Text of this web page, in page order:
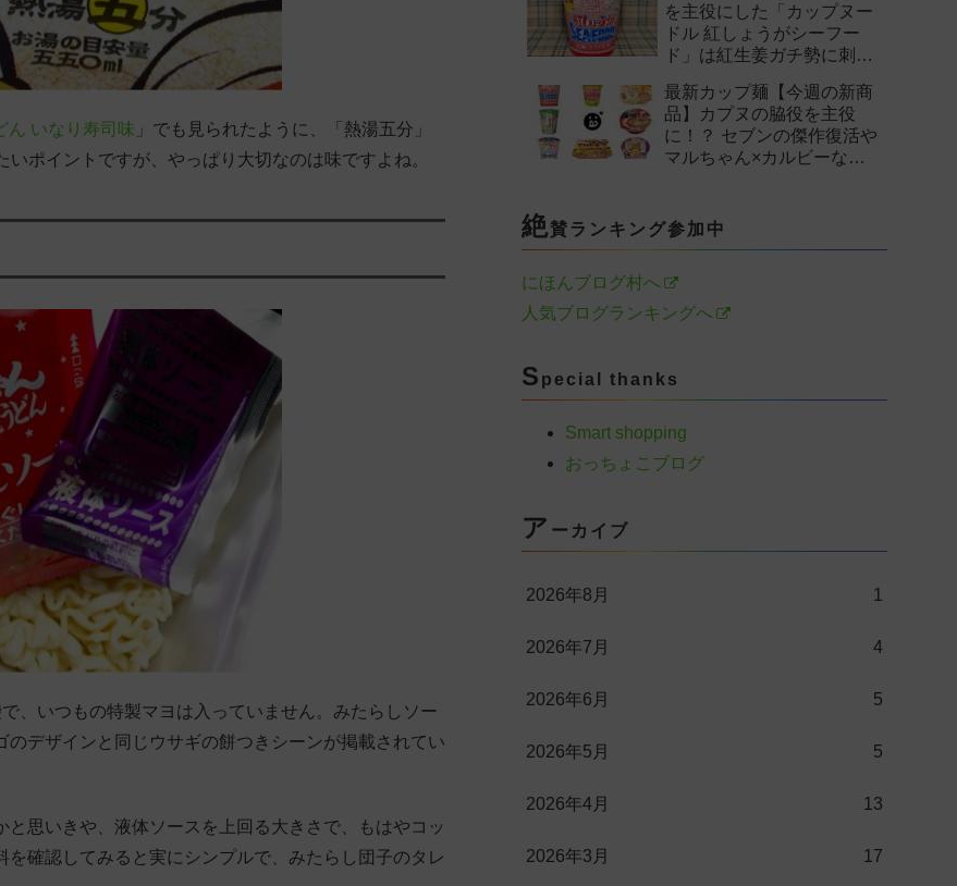
ん いなり寿司味 」でも見られたように、「熱湯五分」
ポイントですが、やっぱり大切なのは味ですよね。
、いつもの特製マヨは入っていません。みたらしソー
デザインと同じウサギの餅つきシーンが掲載されてい
思いきや、液体ソースを上回る大きさで、もはやコッ
確認してみると実にシンプルで、みたらし団子のタレ
を主役にした「カップヌー
ドル 紅しょうがシーフー
ド」は紅生姜ガチ勢に刺さ
最新カップ麺【今週の新商
品】カプヌの脇役を主役
に！？ セブンの傑作復活や
マルちゃん×カルビーなど
絶賛ランキング参加中
にほんブログ村へ
人気ブログランキングへ
S pecial thanks
Smart shopping
おっちょこブログ
ア ーカイブ
2026年8月 1
2026年7月 4
2026年6月 5
2026年5月 5
2026年4月 13
2026年3月 17